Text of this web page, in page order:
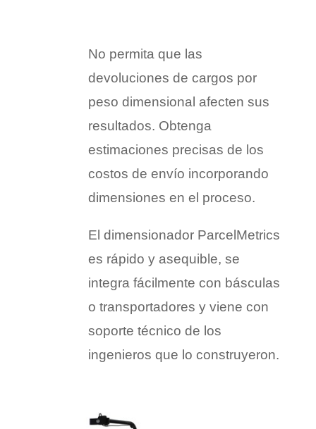
No permita que las
devoluciones de cargos por
peso dimensional afecten sus
resultados. Obtenga
estimaciones precisas de los
costos de envío incorporando
dimensiones en el proceso.
El dimensionador ParcelMetrics
es rápido y asequible, se
integra fácilmente con básculas
o transportadores y viene con
soporte técnico de los
ingenieros que lo construyeron.